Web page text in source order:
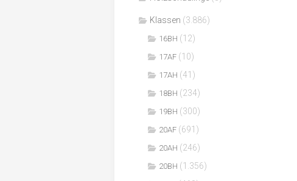
Klassen (3.886)
16BH (12)
17AF (10)
17AH (41)
18BH (234)
19BH (300)
20AF (691)
20AH (246)
20BH (1.356)